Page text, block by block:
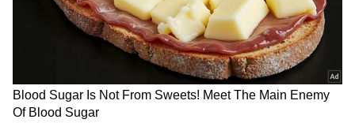
Related Articles
Weekly Horoscope: ఈ వారం ఓ రాశివారు మంచి
మాటతీరుతో అందరినీ ఆకట్టుకుంటారు!
Salt Remedies: ఉప్పును ఈ ప్లేసులో పెడితే ఇంట్లో
సంపద, సంతోషం రెట్టింపు కావడం పక్కా!